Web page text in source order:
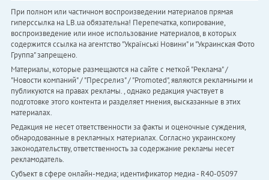
При полном или частичном воспроизведении материалов прямая
гиперссылка на LB.ua обязательна! Перепечатка, копирование,
воспроизведение или иное использование материалов, в которых
содержится ссылка на агентство "Українськi Новини" и "Украинская Фото
Группа" запрещено.
Материалы, которые размещаются на сайте с меткой "Реклама" /
"Новости компаний" / "Пресрелиз" / "Promoted", являются рекламными и
публикуются на правах рекламы. , однако редакция участвует в
подготовке этого контента и разделяет мнения, высказанные в этих
материалах.
Редакция не несет ответственности за факты и оценочные суждения,
обнародованные в рекламных материалах. Согласно украинскому
законодательству, ответственность за содержание рекламы несет
рекламодатель.
Субъект в сфере онлайн-медиа; идентификатор медиа - R40-05097